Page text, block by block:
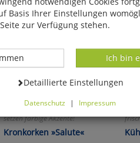
Verhindern Verwechslungen und
setzen farbige Akzente!
Kronkorken »Salute«
Basis Ihrer Einstellungen
zur Verfügung stehen.
Ich bin
-
Datenverarbeitung -
Detaillierte Einstellungen
Datenschutz | Impressum
Ihr Besuch nur mit zwingend
Sie, dass auf Basis Ihrer